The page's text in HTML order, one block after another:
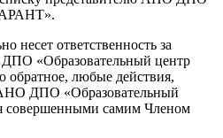
несет ответственность за
«Образовательный центр
любые действия,
ДПО «Образовательный
совершенными самим Членом